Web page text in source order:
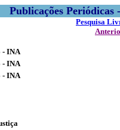
Publicações
Pesquisa
- INA
- INA
- INA